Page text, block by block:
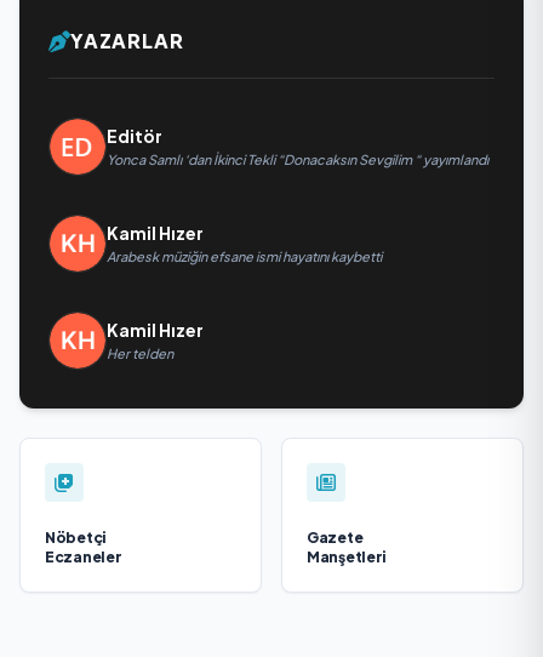
YAZARLAR
Editör
Yonca Samlı ‘dan İkinci Tekli “Donacaksın Sevgilim “ yayımlandı
Kamil Hızer
Arabesk müziğin efsane ismi hayatını kaybetti
Kamil Hızer
Her telden
Nöbetçi
Eczaneler
Gazete
Manşetleri